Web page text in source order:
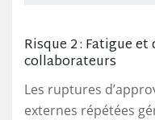
Risque 2 : Fatigue
collaborateurs
Les ruptures
externes répétées